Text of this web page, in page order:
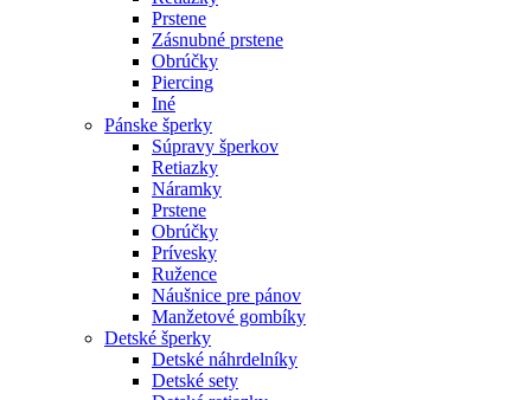
Prstene
Zásnubné prstene
Obrúčky
Piercing
Iné
Pánske šperky
Súpravy šperkov
Retiazky
Náramky
Prstene
Obrúčky
Prívesky
Ružence
Náušnice pre pánov
Manžetové gombíky
Detské šperky
Detské náhrdelníky
Detské sety